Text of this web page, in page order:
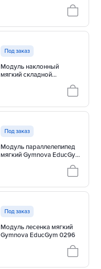
Под заказ
Модуль наклонный
мягкий складной
Gymnova EducGym 0289
Под заказ
Модуль параллелепипед
мягкий Gymnova EducGym
Под заказ
Модуль лесенка мягкий
Gymnova EducGym 0296